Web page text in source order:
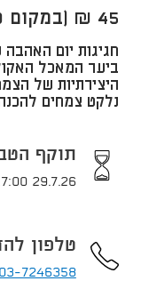
45 ₪ (במקום 90 ₪)
חגיגות יום
ביער המאכל
היצירתיות של
נלקט צמחים
תוקף
29.7.26 17:00
טלפון
03-7246358